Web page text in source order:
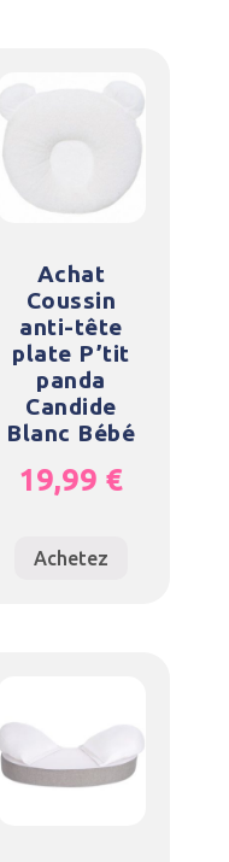
Achat
Coussin
anti-tête
plate P’tit
panda
Candide
Blanc Bébé
19,99 €
Achetez